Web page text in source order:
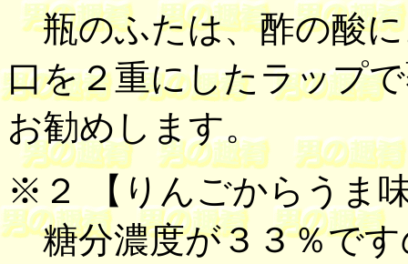
瓶のふたは、酢の酸
口を２重にしたラップ
お勧めします。
※２
【 りんごからうま
糖分濃度が３３％です